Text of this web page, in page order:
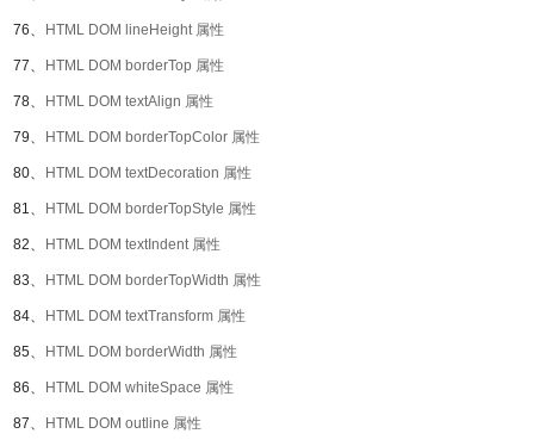
76、 HTML DOM lineHeight 属性
77、 HTML DOM borderTop 属性
78、 HTML DOM textAlign 属性
79、 HTML DOM borderTopColor 属性
80、 HTML DOM textDecoration 属性
81、 HTML DOM borderTopStyle 属性
82、 HTML DOM textIndent 属性
83、 HTML DOM borderTopWidth 属性
84、 HTML DOM textTransform 属性
85、 HTML DOM borderWidth 属性
86、 HTML DOM whiteSpace 属性
87、 HTML DOM outline 属性